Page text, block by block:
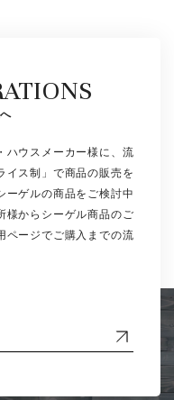
ハウスメーカー様に、流
イス制」で商品の販売を
ーゲルの商品をご検討中
様からシーゲル商品のご
ページでご購入までの流